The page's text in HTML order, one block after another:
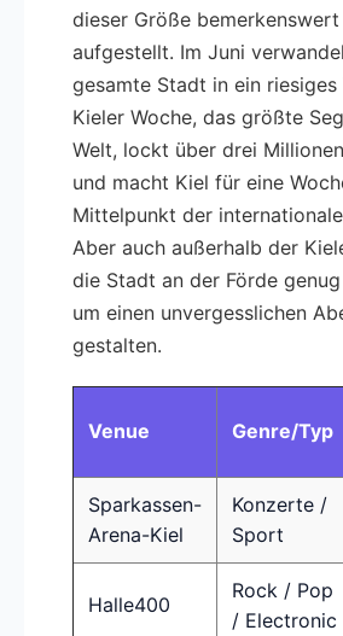
dieser Größe
aufgestellt. Im Juni
gesamte Stadt in ein
Kieler Woche, das größte
Welt, lockt über drei
und macht Kiel für eine
Mittelpunkt der
Aber auch außerhalb der
die Stadt an der Förde
um einen unvergesslichen
gestalten.
Venue Genre/Typ
Sparkassen-
Arena-Kiel
Konzerte /
Sport
Halle400
Rock / Pop
/ Electronic